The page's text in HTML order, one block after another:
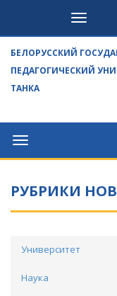
БЕЛОРУССКИЙ
ПЕДАГОГИЧЕСКИЙ
ТАНКА
Университет
РУБРИКИ
Университет
Наука